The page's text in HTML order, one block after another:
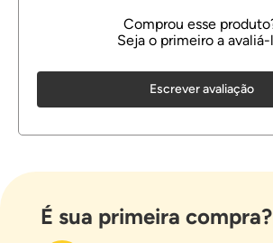
Escrever avaliação
É sua primeira compra?